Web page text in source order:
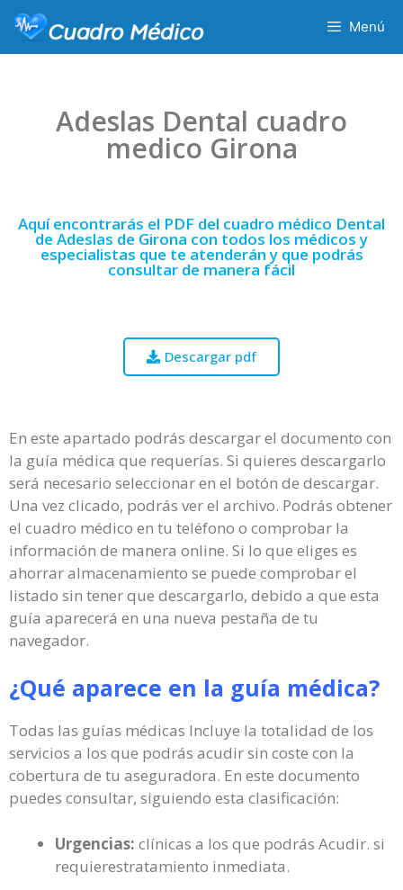
Menú
Adeslas Dental cuadro
medico Girona
Aquí encontrarás el PDF del cuadro médico Dental
de Adeslas de Girona con todos los médicos y
especialistas que te atenderán y que podrás
consultar de manera fácil
Descargar pdf
En este apartado podrás descargar el documento con
la guía médica que requerías. Si quieres descargarlo
será necesario seleccionar en el botón de descargar.
Una vez clicado, podrás ver el archivo. Podrás obtener
el cuadro médico en tu teléfono o comprobar la
información de manera online. Si lo que eliges es
ahorrar almacenamiento se puede comprobar el
listado sin tener que descargarlo, debido a que esta
guía aparecerá en una nueva pestaña de tu
navegador.
¿Qué aparece en la guía médica?
Todas las guías médicas Incluye la totalidad de los
servicios a los que podrás acudir sin coste con la
cobertura de tu aseguradora. En este documento
puedes consultar, siguiendo esta clasificación:
Urgencias: clínicas a los que podrás Acudir. si
requierestratamiento inmediata.